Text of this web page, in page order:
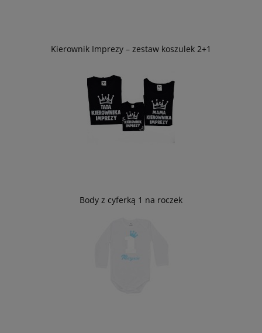
Kierownik Imprezy – zestaw koszulek 2+1
Body z cyferką 1 na roczek